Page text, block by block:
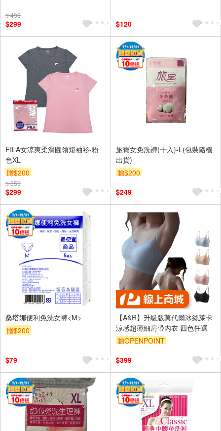
$ 490
$299 $120
FILA女涼爽柔滑圓領短袖衫-粉
色XL
贈$200
$ 359
$299
旅寶女免洗褲(十入)-L(包裝隨機
出貨)
贈$200
$249
桑塔娜便利免洗女褲<M>
贈$200
$79
【A&R】升級版莫代爾冰絲萊卡
涼感超薄細肩帶內衣 四色任選
贈OPENPOINT
$399